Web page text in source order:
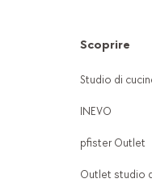
Scoprire
Studio di
INEVO
pfister Outlet
Outlet studio